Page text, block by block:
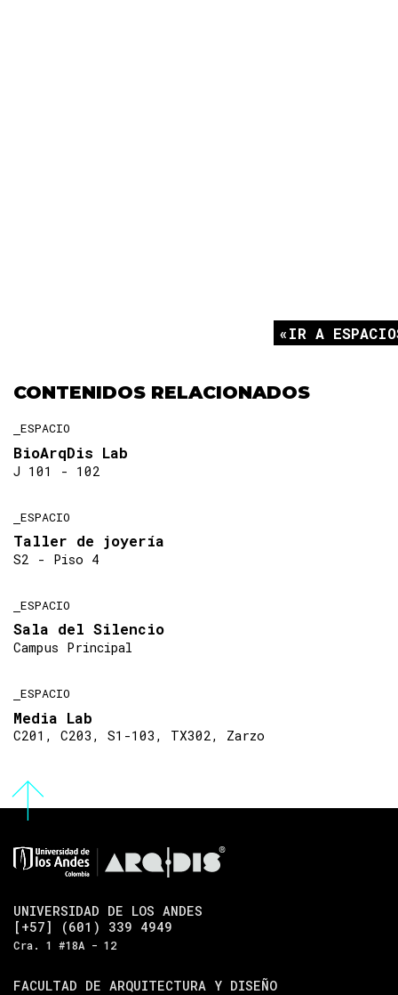
IR A
CONTENIDOS RELACIONADOS
ESPACIO
BioArqDis Lab
J 101 - 102
ESPACIO
Taller de joyería
S2 - Piso 4
ESPACIO
Sala del Silencio
Campus Principal
ESPACIO
Media Lab
C201, C203, S1-103, TX302, Zarzo
UNIVERSIDAD DE LOS ANDES
[+57] (601) 339 4949
Cra. 1 #18A - 12
FACULTAD DE ARQUITECTURA Y DISEÑO